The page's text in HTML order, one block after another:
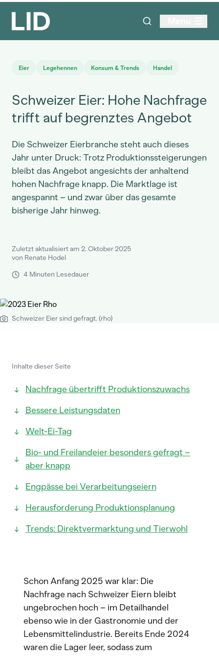
Eier Legehennen Konsum & Trends Handel
Schweizer Eier: Hohe Nachfrage
trifft auf begrenztes Angebot
Die Schweizer Eierbranche steht auch dieses
Jahr unter Druck: Trotz Produktionssteigerungen
bleibt das Angebot angesichts der anhaltend
hohen Nachfrage knapp. Die Marktlage ist
angespannt – und zwar über das gesamte
bisherige Jahr hinweg.
Zuletzt aktualisiert am 2. Oktober 2025
von Renate Hodel
4 Minuten Lesedauer
Schweizer Eier sind gefragt. (rho)
Inhalte dieser Seite
Nachfrage übertrifft Produktionszuwachs
Bessere Leistungsdaten
Welt-Ei-Tag
Bio- und Freilandeier besonders gefragt –
aber knapp
Engpässe bei Verarbeitungseiern
Herausforderung Produktionsplanung
Trends: Direktvermarktung und Tierwohl
Schon Anfang 2025 war klar: Die
Nachfrage nach Schweizer Eiern bleibt
ungebrochen hoch – im Detailhandel
ebenso wie in der Gastronomie und der
Lebensmittelindustrie. Bereits Ende 2024
waren die Lager leer, sodass zum